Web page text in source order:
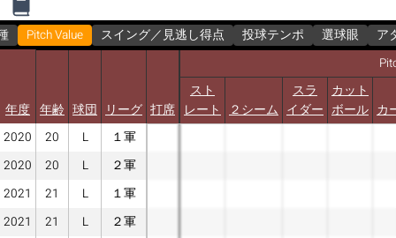
Pitch Value スイング／見逃し得点 投球テンポ 選球眼
ア
年度 年齢 球団 リーグ 打席
スト
レート ２シーム
スラ
イダー
カット
ボール カ
2020
20 L
１軍
2020
20 L
２軍
2021
21 L
１軍
2021
21 L
２軍